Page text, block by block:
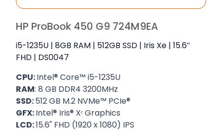
HP ProBook 450 G9 724M9EA
i5-1235U | 8GB RAM | 512GB SSD | Iris Xe | 15.6″
FHD | DS0047
CPU:Intel® Core™ i5-1235U
RAM: 8 GB DDR4 3200MHz
SSD:512 GB M.2 NVMe™ PCIe®
GFX:Intel® Iris® Xᵉ Graphics
LCD:15.6" FHD (1920 x 1080) IPS